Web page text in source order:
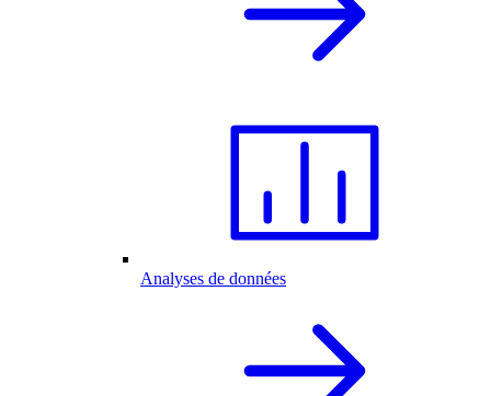
Analyses de données